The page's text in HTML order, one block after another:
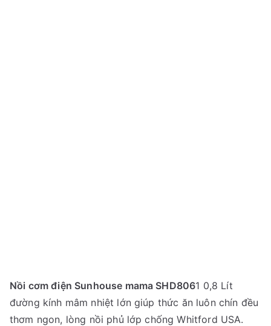
Nồi cơm điện Sunhouse mama SHD8061 0,8 Lít
đường kính mâm nhiệt lớn giúp thức ăn luôn chín đều
thơm ngon, lòng nồi phủ lớp chống Whitford USA.